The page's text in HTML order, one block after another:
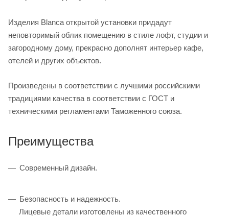
Изделия Blanca открытой установки придадут
неповторимый облик помещению в стиле лофт, студии и
загородному дому, прекрасно дополнят интерьер кафе,
отелей и других объектов.
Произведены в соответствии с лучшими российскими
традициями качества в соответствии с ГОСТ и
техническими регламентами Таможенного союза.
Преимущества
Современный дизайн.
Безопасность и надежность.
Лицевые детали изготовлены из качественного